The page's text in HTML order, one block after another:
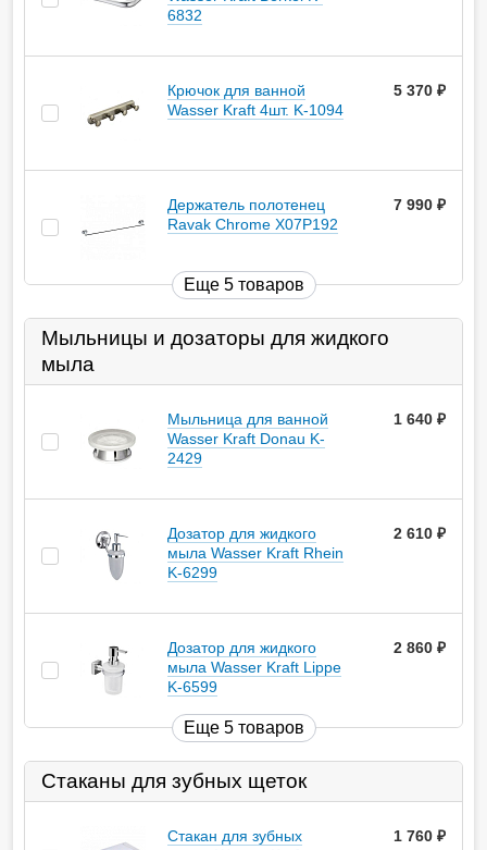
6832
Крючок для ванной
Wasser Kraft 4шт. K-1094
5 370
Держатель полотенец
Ravak Chrome X07P192
7 990
Еще 5 товаров
Мыльницы и дозаторы для жидкого
мыла
Мыльница для ванной
Wasser Kraft Donau K-
2429
1 640
Дозатор для жидкого
мыла Wasser Kraft Rhein
K-6299
2 610
Дозатор для жидкого
мыла Wasser Kraft Lippe
K-6599
2 860
Еще 5 товаров
Стаканы для зубных щеток
Стакан для зубных
1 760